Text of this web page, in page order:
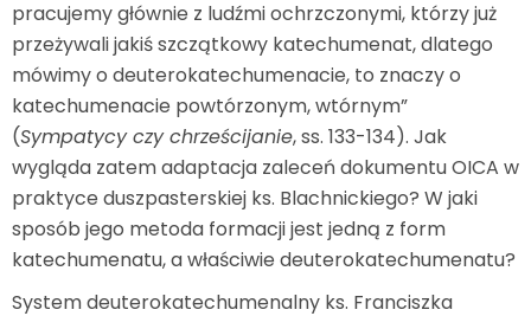
pracujemy głównie z ludźmi ochrzczonymi, którzy już
przeżywali jakiś szczątkowy katechumenat, dlatego
mówimy o deuterokatechumenacie, to znaczy o
katechumenacie powtórzonym, wtórnym”
(Sympatycy czy chrześcijanie, ss. 133-134). Jak
wygląda zatem adaptacja zaleceń dokumentu OICA w
praktyce duszpasterskiej ks. Blachnickiego? W jaki
sposób jego metoda formacji jest jedną z form
katechumenatu, a właściwie deuterokatechumenatu?
System deuterokatechumenalny ks. Franciszka